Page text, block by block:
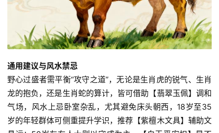
通用建议与风水禁忌
野心过盛者需平衡“攻守之道”，无论是生肖虎的锐气、生肖
龙的抱负，还是生肖蛇的算计，皆可借助【翡翠玉佩】调和
气场，风水上忌卧室杂乱，尤其避免床头朝西，18岁至35
岁的年轻群体可侧重提升学识，推荐【紫檀木文具】辅助文